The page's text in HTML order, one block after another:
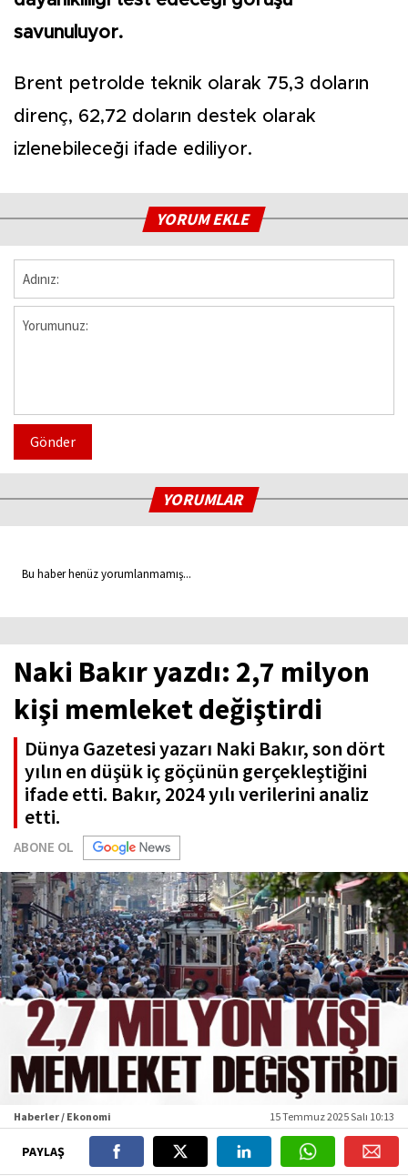
savunuluyor.
Brent petrolde teknik olarak 75,3 doların
direnç, 62,72 doların destek olarak
izlenebileceği ifade ediliyor.
YORUM EKLE
Gönder
YORUMLAR
Bu haber henüz yorumlanmamış...
Naki Bakır yazdı: 2,7 milyon
kişi memleket değiştirdi
Dünya Gazetesi yazarı Naki Bakır, son dört
yılın en düşük iç göçünün gerçekleştiğini
ifade etti. Bakır, 2024 yılı verilerini analiz
etti.
ABONE OL
Haberler / Ekonomi 15 Temmuz 2025 Salı 10:13
PAYLAŞ